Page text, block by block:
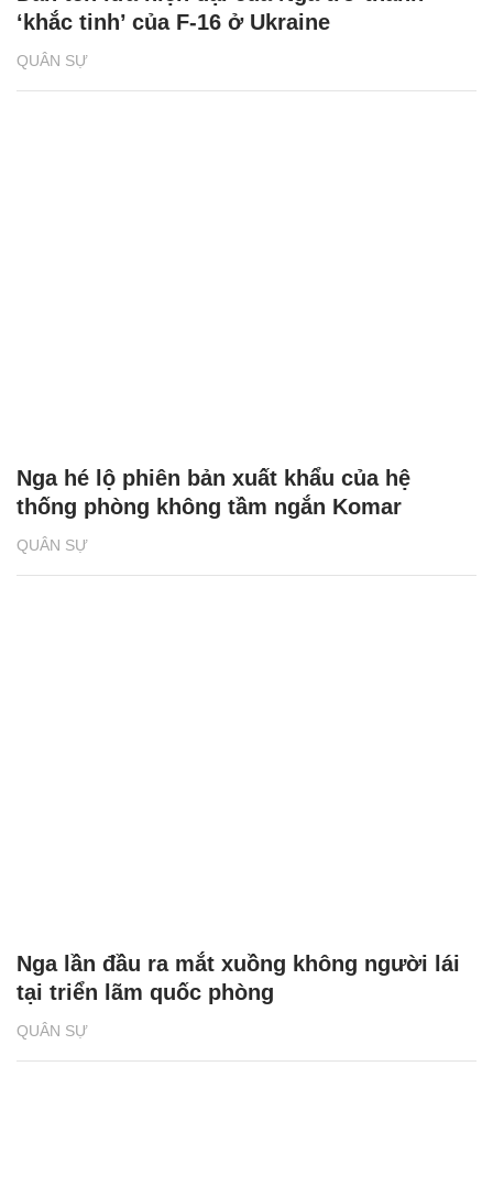
QUÂN SỰ
‘khắc tinh’ của F-16 ở Ukraine
QUÂN SỰ
Nga hé lộ phiên bản xuất khẩu của hệ
thống phòng không tầm ngắn Komar
QUÂN SỰ
Nga lần đầu ra mắt xuồng không người lái
tại triển lãm quốc phòng